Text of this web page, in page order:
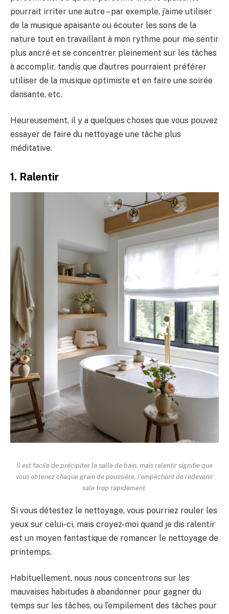
pourrait irriter une autre – par exemple, j’aime utiliser
de la musique apaisante ou écouter les sons de la
nature tout en travaillant à mon rythme pour me sentir
plus ancré et se concentrer pleinement sur les tâches
à accomplir, tandis que d’autres pourraient préférer
utiliser de la musique optimiste et en faire une soirée
dansante, etc.
Heureusement, il y a quelques choses que vous pouvez
essayer de faire du nettoyage une tâche plus
méditative.
1. Ralentir
Il est facile de précipiter la salle de bain, mais ralentir signifie que
vous obtenez chaque grain de poussière, l’empêchant de redevenir
sale trop rapidement.
Si vous détestez le nettoyage, vous pourriez rouler les
yeux sur celui-ci, mais croyez-moi quand je dis ralentir
est un moyen fantastique de romancer le nettoyage de
printemps.
Habituellement, nous nous concentrons sur les
mauvaises habitudes à abandonner pour gagner du
temps sur les tâches, ou l’empilement des tâches pour